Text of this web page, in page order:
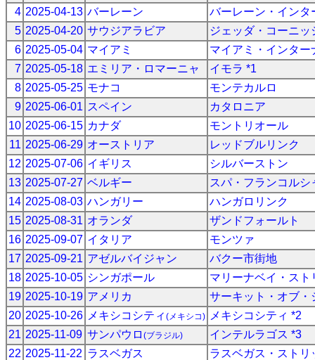
4 2025-04-13 バーレーン
バーレーン・インタ
5 2025-04-20 サウジアラビア
ジェッダ・コーニッ
6 2025-05-04 マイアミ
マイアミ・インター
7 2025-05-18 エミリア・ロマーニャ
イモラ *1
8 2025-05-25 モナコ
モンテカルロ
9 2025-06-01 スペイン
カタロニア
10 2025-06-15 カナダ
モントリオール
11 2025-06-29 オーストリア
レッドブルリンク
12 2025-07-06 イギリス
シルバーストン
13 2025-07-27 ベルギー
スパ・フランコルシ
14 2025-08-03 ハンガリー
ハンガロリンク
15 2025-08-31 オランダ
ザンドフォールト
16 2025-09-07 イタリア
モンツァ
17 2025-09-21 アゼルバイジャン
バクー市街地
18 2025-10-05 シンガポール
マリーナベイ・スト
19 2025-10-19 アメリカ
サーキット・オブ・
20 2025-10-26 メキシコシティ (メキシコ)
メキシコシティ *2
21 2025-11-09 サンパウロ (ブラジル)
インテルラゴス *3
22 2025-11-22 ラスベガス
ラスベガス・ストリ